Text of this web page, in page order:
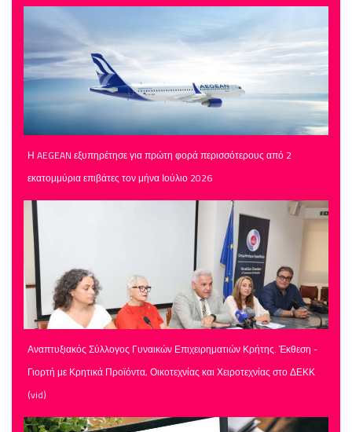
Η AEGEAN εξυπηρέτησε για πρώτη φορά περισσότερους από 2
εκατομμύρια επιβάτες τον μήνα Ιούλιο 2026
Αναπτυξιακός Σύλλογος Γυναικών Επιχειρηματιών Κρήτης. Έκθεση -
Γιορτή με Κρητικά Προϊόντα, Οικοτεχνίας και Χειροτεχνίας στο ΔΕΚΚ
(vid)